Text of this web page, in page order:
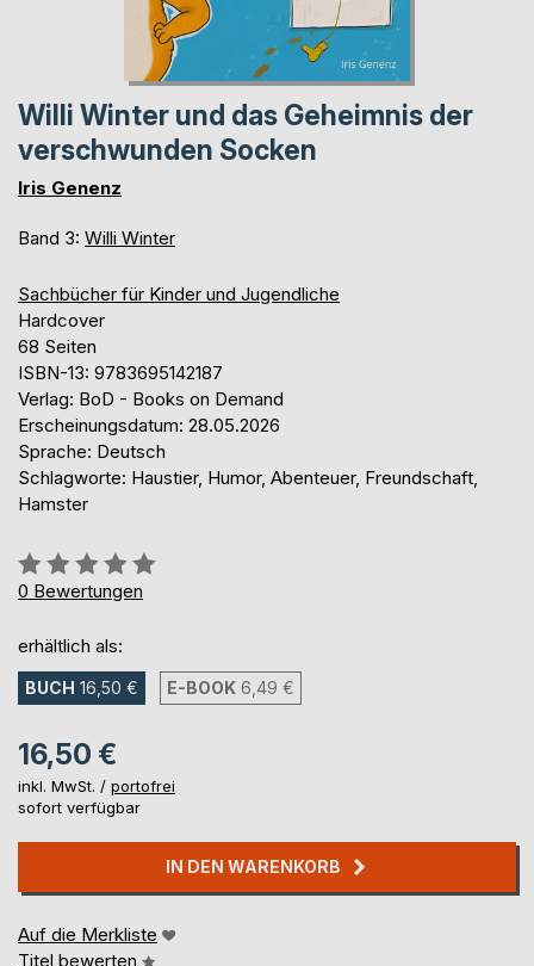
Willi Winter und das Geheimnis der
verschwunden Socken
Iris Genenz
Band 3: Willi Winter
Sachbücher für Kinder und Jugendliche
Hardcover
68 Seiten
ISBN-13: 9783695142187
Verlag: BoD - Books on Demand
Erscheinungsdatum: 28.05.2026
Sprache: Deutsch
Schlagworte: Haustier, Humor, Abenteuer, Freundschaft,
Hamster
Bewertung::
0%
0 Bewertungen
erhältlich als:
BUCH 16,50 € E-BOOK 6,49 €
16,50 €
inkl. MwSt. / portofrei
sofort verfügbar
IN DEN WARENKORB
Auf die Merkliste
Titel bewerten